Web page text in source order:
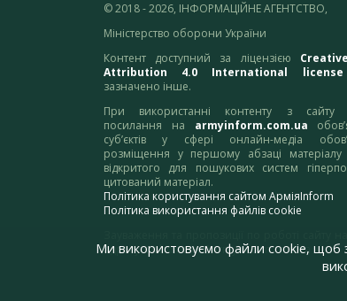
© 2018 - 2026, ІНФОРМАЦІЙНЕ АГЕНТСТВО,
Міністерство оборони України
Контент доступний за ліцензією
Attribution 4.0 International license
зазначено інше.
При використанні контенту з сайту
посилання на armyinform.com.ua
суб’єктів у сфері онлайн-медіа
розміщення у першому абзаці
відкритого для пошукових систем
цитований матеріал.
Політика користування сайтом АрміяInform
Політика використання файлів cookie
адресу:webmaster@armyinform.com.ua
Ми використовуємо файли cookie, щоб